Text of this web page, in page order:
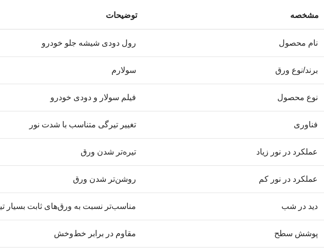
مشخصه توضیحات
نام محصول رول دودی شیشه جلو خودرو
برند/نوع ورق سولارم
نوع محصول فیلم سولار و دودی خودرو
فناوری تغییر تیرگی متناسب با شدت نور
عملکرد در نور زیاد تیره‌تر شدن ورق
عملکرد در نور کم روشن‌تر شدن ورق
دید در شب مناسب‌تر نسبت به ورق‌های ثابت بسیار
پوشش سطح مقاوم در برابر خط‌وخش